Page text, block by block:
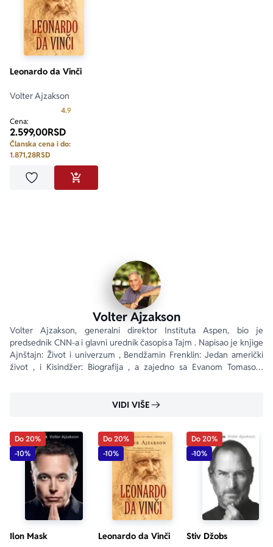
Leonardo da Vinči
Volter Ajzakson
4.9Prosecna ocena je 4.9 od 5
Cena:
2.599,00RSD
Članska cena i do:
1.871,28RSD
Dodaj u omiljeneDODAJ U KORPU
Volter Ajzakson
Volter Ajzakson, generalni direktor Instituta Aspen, bio je
predsednik CNN-a i glavni urednik časopisa Tajm . Napisao je knjige
Ajnštajn: Život i univerzum , Bendžamin Frenklin: Jedan američki
život , i Kisindžer: Biografija , a zajedno sa Evanom Tomasom
VIDI VIŠE
Do 20%
-10%
Ilon Mask
Do 20%
-10%
Leonardo da Vinči
Do 20%
-10%
Stiv Džobs